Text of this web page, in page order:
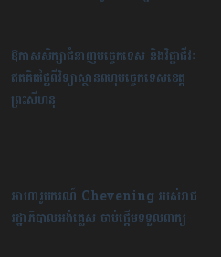
ឱកាសសិក្សា​ជំនាញបច្ចេកទេស និង​វិជ្ជាជីវៈ
ឥតគិតថ្លៃពីវិទ្យាស្ថានពហុបច្ចេកទេស​ខេត្ត
ព្រះសីហនុ
អាហារូបករណ៍ Chevening របស់រាជ
រដ្ឋាភិបាលអង់គ្លេស ចាប់ផ្តើមទទួលពាក្យ